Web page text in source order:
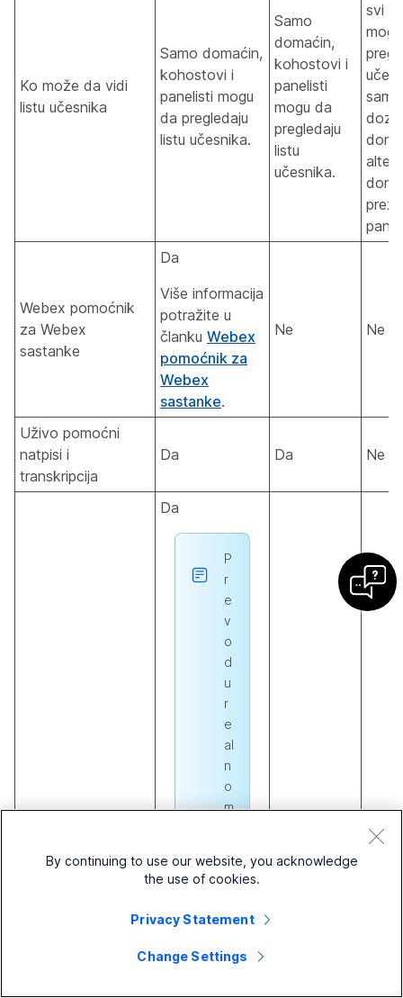
Ko može da vidi
listu učesnika
Samo domaćin,
kohostovi i
panelisti mogu
da pregledaju
listu učesnika.
Samo
domaćin,
kohostovi i
panelisti
mogu da
pregledaju
listu
učesnika.
svi
Webex pomoćnik
za Webex
sastanke
Da
Više informacija
potražite u
članku Webex
pomoćnik za
Webex
sastanke.
Ne Ne
Uživo pomoćni
natpisi i
transkripcija
Da Da Ne
Da
P
r
e
v
o
d
u
r
e
al
n
o
m
e
u
je
By continuing to use our website, you acknowledge
the use of cookies.
Privacy Statement
Change Settings